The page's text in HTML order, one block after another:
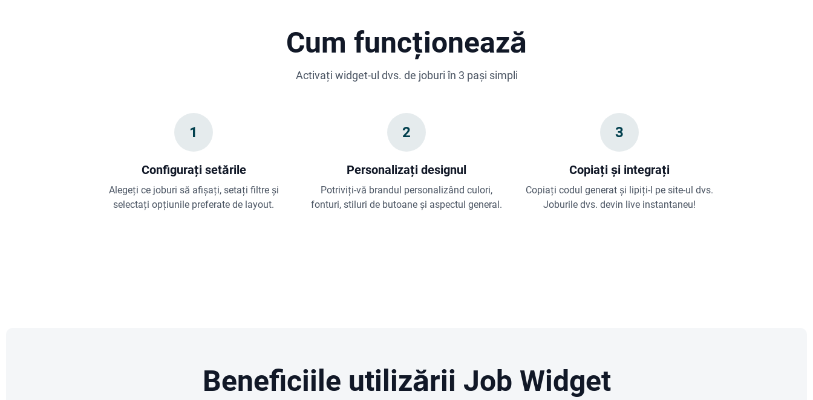
Cum funcționează
Activați widget-ul dvs. de joburi în 3 pași simpli
1
Configurați setările
Alegeți ce joburi să afișați, setați filtre și
selectați opțiunile preferate de layout.
2
Personalizați designul
Potriviți-vă brandul personalizând culori,
fonturi, stiluri de butoane și aspectul general.
3
Copiați și integrați
Copiați codul generat și lipiți-l pe site-ul dvs.
Joburile dvs. devin live instantaneu!
Beneficiile utilizării Job Widget